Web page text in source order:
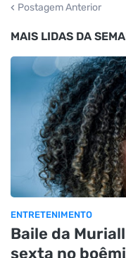
Postagem Anterior
MAIS LIDAS DA
ENTRETENIMENTO
Baile da
sexta no